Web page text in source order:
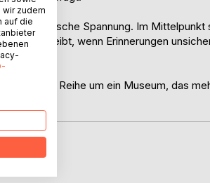
und literarische Spannung. Im Mittelpunkt
Leben bleibt, wenn Erinnerungen
einer Reihe um ein Museum, das
zudem
auf die